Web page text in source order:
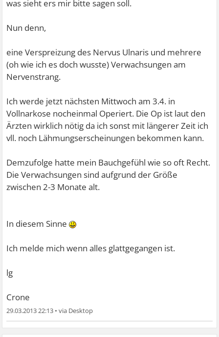
was sieht ers mir bitte sagen soll.
Nun denn,
eine Verspreizung des Nervus Ulnaris und mehrere
(oh wie ich es doch wusste) Verwachsungen am
Nervenstrang.
Ich werde jetzt nächsten Mittwoch am 3.4. in
Vollnarkose nocheinmal Operiert. Die Op ist laut den
Ärzten wirklich nötig da ich sonst mit längerer Zeit ich
vll. noch Lähmungserscheinungen bekommen kann.
Demzufolge hatte mein Bauchgefühl wie so oft Recht.
Die Verwachsungen sind aufgrund der Größe
zwischen 2-3 Monate alt.
In diesem Sinne
Ich melde mich wenn alles glattgegangen ist.
lg
Crone
29.03.2013 22:13 •